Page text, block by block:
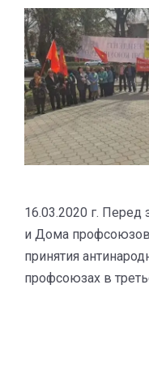
16.03.2020 г.
и Дома
принятия
профсоюзах в